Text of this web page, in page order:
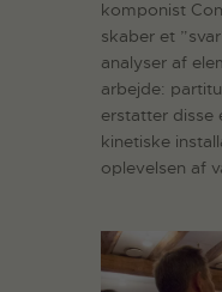
komponist
skaber et
analyser af
arbejde:
erstatter disse
kinetiske
oplevelsen af